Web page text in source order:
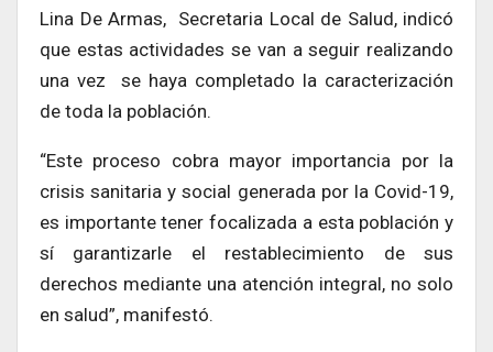
Lina De Armas, Secretaria Local de Salud, indicó
que estas actividades se van a seguir realizando
una vez se haya completado la caracterización
de toda la población.
“Este proceso cobra mayor importancia por la
crisis sanitaria y social generada por la Covid-19,
es importante tener focalizada a esta población y
sí garantizarle el restablecimiento de sus
derechos mediante una atención integral, no solo
en salud”, manifestó.